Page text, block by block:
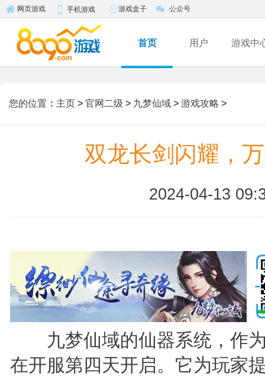
网页游戏 手机游戏 游戏盒子 公众号
首页 用户 游戏中
您的位置 ： 主页 > 官网二级 > 九梦仙域 > 游戏攻略 >
双龙长剑闪耀，
2024-04-13
九梦仙域的仙器系统，作为
在开服第四天开启。它为玩家